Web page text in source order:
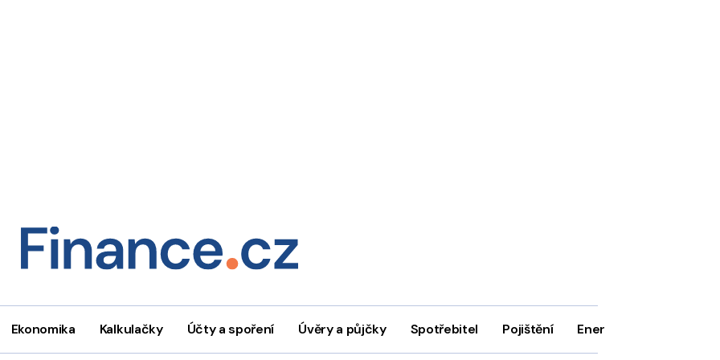
Ekonomika Kalkulačky Účty a spoření Úvěry a půjčky Spotřebitel Pojištění Energie